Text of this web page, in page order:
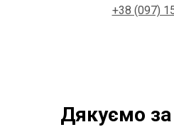
+38 (097)
Дякуємо за